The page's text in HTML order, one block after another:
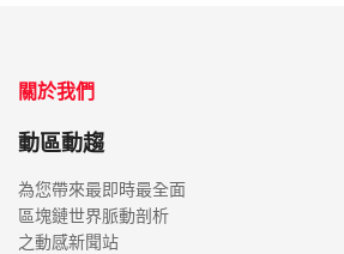
關於我們
動區動趨
為您帶來最即時最全面
區塊鏈世界脈動剖析
之動感新聞站